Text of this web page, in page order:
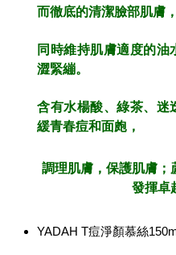
而徹底的清潔臉部肌膚
同時維持肌膚適度的油
澀緊繃。
含有水楊酸、綠茶、 迷
緩青春痘和面皰，
調理肌膚，保護肌膚；
發揮卓
YADAH T痘淨顏慕絲